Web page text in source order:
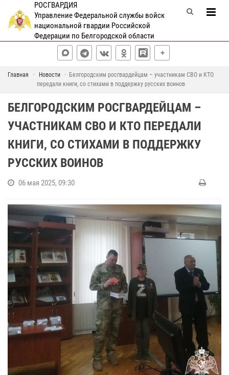
РОСГВАРДИЯ
Управление Федеральной службы войск
национальной гвардии Российской
Федерации по Белгородской области
Главная Новости
Белгородским росгвардейцам – участникам СВО и КТО
передали книги, со стихами в поддержку русских воинов
БЕЛГОРОДСКИМ РОСГВАРДЕЙЦАМ –
УЧАСТНИКАМ СВО И КТО ПЕРЕДАЛИ
КНИГИ, СО СТИХАМИ В ПОДДЕРЖКУ
РУССКИХ ВОИНОВ
06 мая 2025, 09:30